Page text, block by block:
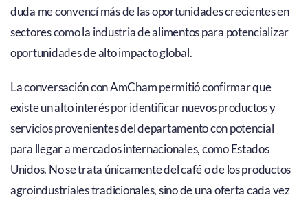
duda me convencí más de las oportunidades crecientes en
sectores como la industria de alimentos para potencializar
oportunidades de alto impacto global.
La conversación con AmCham permitió confirmar que
existe un alto interés por identificar nuevos productos y
servicios provenientes del departamento con potencial
para llegar a mercados internacionales, como Estados
Unidos. No se trata únicamente del café o de los productos
agroindustriales tradicionales, sino de una oferta cada vez